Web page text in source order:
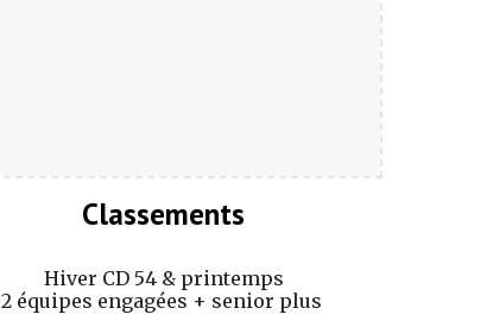
Classements
Hiver CD 54 & printemps
2 équipes engagées + senior plus